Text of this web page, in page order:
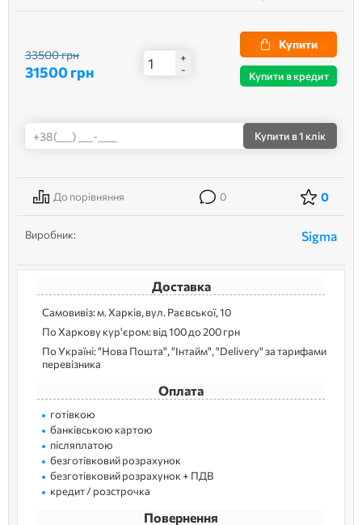
33500 грн
31500 грн
+
-
Купити
Купити в кредит
Купити в 1 клік
До порівняння 0 0
Виробник: Sigma
Доставка
Самовивіз: м. Харків, вул. Раєвської, 10
По Харкову кур'єром: від 100 до 200 грн
По Україні: "Нова Пошта", "Інтайм", "Delivery" за тарифами
перевізника
Оплата
готівкою
банківською картою
післяплатою
безготівковий розрахунок
безготівковий розрахунок + ПДВ
кредит / розстрочка
Повернення